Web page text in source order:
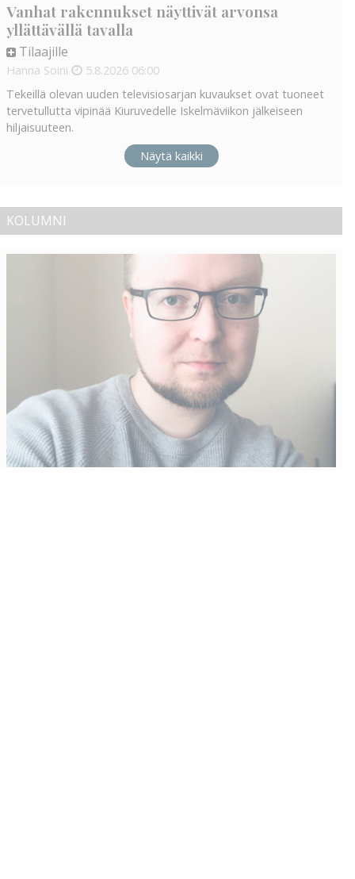
Vanhat rakennukset näyttivät arvonsa
yllättävällä tavalla
Tilaajille
Hanna Soini 5.8.2026 06:00
Tekeillä olevan uuden televisiosarjan kuvaukset ovat tuoneet
tervetullutta vipinää Kiuruvedelle Iskelmäviikon jälkeiseen
hiljaisuuteen.
Näytä kaikki
KOLUMNI